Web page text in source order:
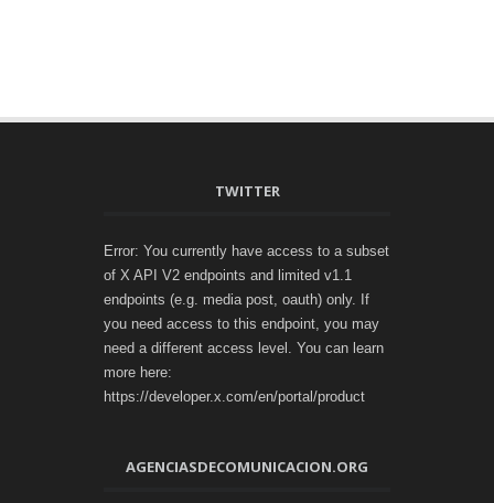
TWITTER
Error: You currently have access to a subset
of X API V2 endpoints and limited v1.1
endpoints (e.g. media post, oauth) only. If
you need access to this endpoint, you may
need a different access level. You can learn
more here:
https://developer.x.com/en/portal/product
AGENCIASDECOMUNICACION.ORG